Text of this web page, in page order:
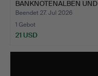
BANKNOTENALBEN UND
WEITERE …
Beendet 27. Jul 2026
1 Gebot
21 USD